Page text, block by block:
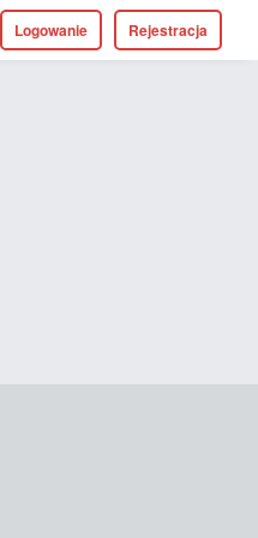
Rejestracja
Logowanie